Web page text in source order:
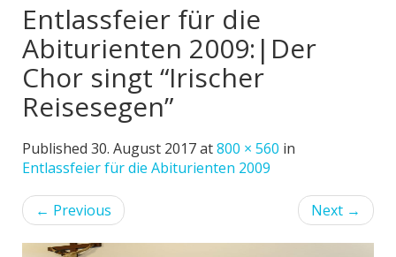
Entlassfeier für die
Abiturienten 2009:|Der
Chor singt “Irischer
Reisesegen”
Published 30. August 2017at800 × 560 in
Entlassfeier für die Abiturienten 2009
← Previous Next →